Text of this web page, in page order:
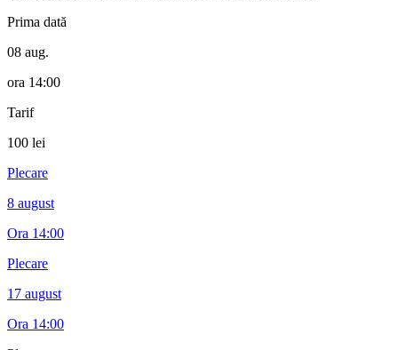
Prima dată
08 aug.
ora 14:00
Tarif
100 lei
Plecare
8 august
Ora 14:00
Plecare
17 august
Ora 14:00